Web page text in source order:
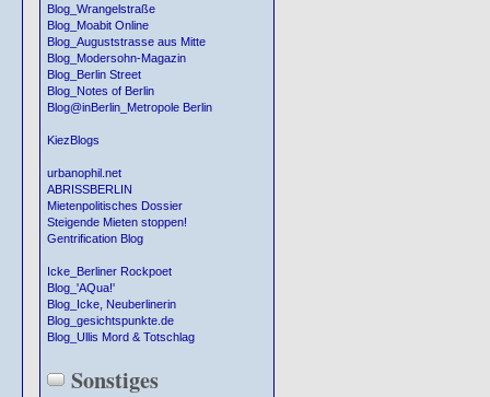
Blog_Wrangelstraße
Blog_Moabit Online
Blog_Auguststrasse aus Mitte
Blog_Modersohn-Magazin
Blog_Berlin Street
Blog_Notes of Berlin
Blog@inBerlin_Metropole Berlin
KiezBlogs
urbanophil.net
ABRISSBERLIN
Mietenpolitisches Dossier
Steigende Mieten stoppen!
Gentrification Blog
Icke_Berliner Rockpoet
Blog_'AQua!'
Blog_Icke, Neuberlinerin
Blog_gesichtspunkte.de
Blog_Ullis Mord & Totschlag
Sonstiges